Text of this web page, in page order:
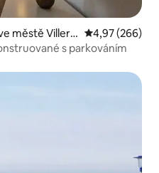
městě Villers
Průměrné
4,97 (266)
s parkováním